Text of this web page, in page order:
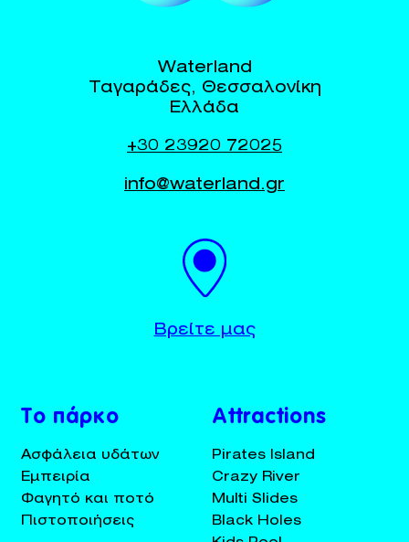
+30 23920 72025
Το πάρκο
Ασφάλεια υδάτων
Εμπειρία
Φαγητό και ποτό
Πιστοποιήσεις
Attractions
Pirates Island
Crazy River
Multi Slides
Black Holes
Waterland
Ταγαράδες, Θεσσαλονίκη
Ελλάδα
+30 23920 72025
info@waterland.gr
Βρείτε μας